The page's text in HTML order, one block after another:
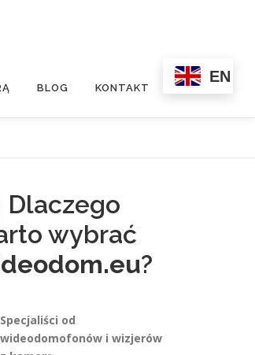
BLOG KONTAKT
EN
Dlaczego
wybrać
?
Specjaliści od
wideodomofonów i wizjerów